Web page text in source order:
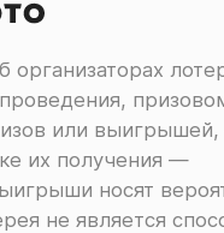
организаторах
или выигрышей,
их получения ―
носят
не является